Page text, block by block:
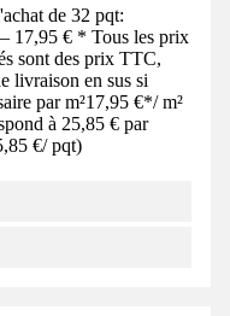
de 32 pqt:
17,95 € * Tous les prix
sont des prix TTC,
livraison en sus si
par m²17,95 €*/ m²
à 25,85 € par
€/ pqt)